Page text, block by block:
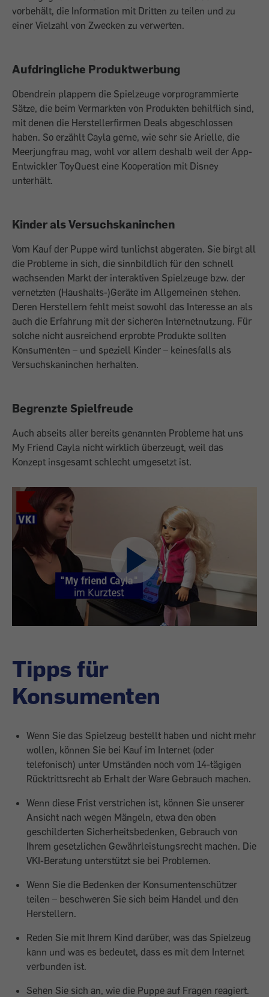
vorbehält, die Information mit Dritten zu teilen und zu
einer Vielzahl von Zwecken zu verwerten.
Aufdringliche Produktwerbung
Obendrein plappern die Spielzeuge vorprogrammierte
Sätze, die beim Vermarkten von Produkten behilflich sind,
mit denen die Herstellerfirmen Deals abgeschlossen
haben. So erzählt Cayla gerne, wie sehr sie Arielle, die
Meerjungfrau mag, wohl vor allem deshalb weil der App-
Entwickler ToyQuest eine Kooperation mit Disney
unterhält.
Kinder als Versuchskaninchen
Vom Kauf der Puppe wird tunlichst abgeraten. Sie birgt all
die Probleme in sich, die sinnbildlich für den schnell
wachsenden Markt der interaktiven Spielzeuge bzw. der
vernetzten (Haushalts-)Geräte im Allgemeinen stehen.
Deren Herstellern fehlt meist sowohl das Interesse an als
auch die Erfahrung mit der sicheren Internetnutzung. Für
solche nicht ausreichend erprobte Produkte sollten
Konsumenten – und speziell Kinder – keinesfalls als
Versuchskaninchen herhalten.
Begrenzte Spielfreude
Auch abseits aller bereits genannten Probleme hat uns
My Friend Cayla nicht wirklich überzeugt, weil das
Konzept insgesamt schlecht umgesetzt ist.
Tipps für
Konsumenten
Wenn Sie das Spielzeug bestellt haben und nicht mehr
wollen, können Sie bei Kauf im Internet (oder
telefonisch) unter Umständen noch vom 14-tägigen
Rücktrittsrecht ab Erhalt der Ware Gebrauch machen.
Wenn diese Frist verstrichen ist, können Sie unserer
Ansicht nach wegen Mängeln, etwa den oben
geschilderten Sicherheitsbedenken, Gebrauch von
Ihrem gesetzlichen Gewährleistungsrecht machen. Die
VKI-Beratung unterstützt sie bei Problemen.
Wenn Sie die Bedenken der Konsumentenschützer
teilen – beschweren Sie sich beim Handel und den
Herstellern.
Reden Sie mit Ihrem Kind darüber, was das Spielzeug
kann und was es bedeutet, dass es mit dem Internet
verbunden ist.
Sehen Sie sich an, wie die Puppe auf Fragen reagiert.